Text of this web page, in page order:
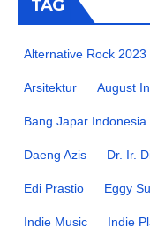
TAG
Alternative Rock 2023
Arsitektur August
Bang Japar Indonesia
Daeng Azis Dr. Ir.
Edi Prastio Eggy
Indie Music Indie